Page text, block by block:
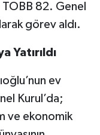
82. Genel
görev aldı.
Yatırıldı
ev
Kurul’da;
ve ekonomik